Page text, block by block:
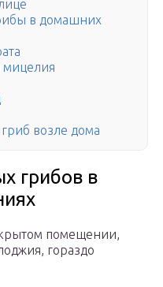
в домашних
мицелия
возле дома
грибов в
помещении,
гораздо